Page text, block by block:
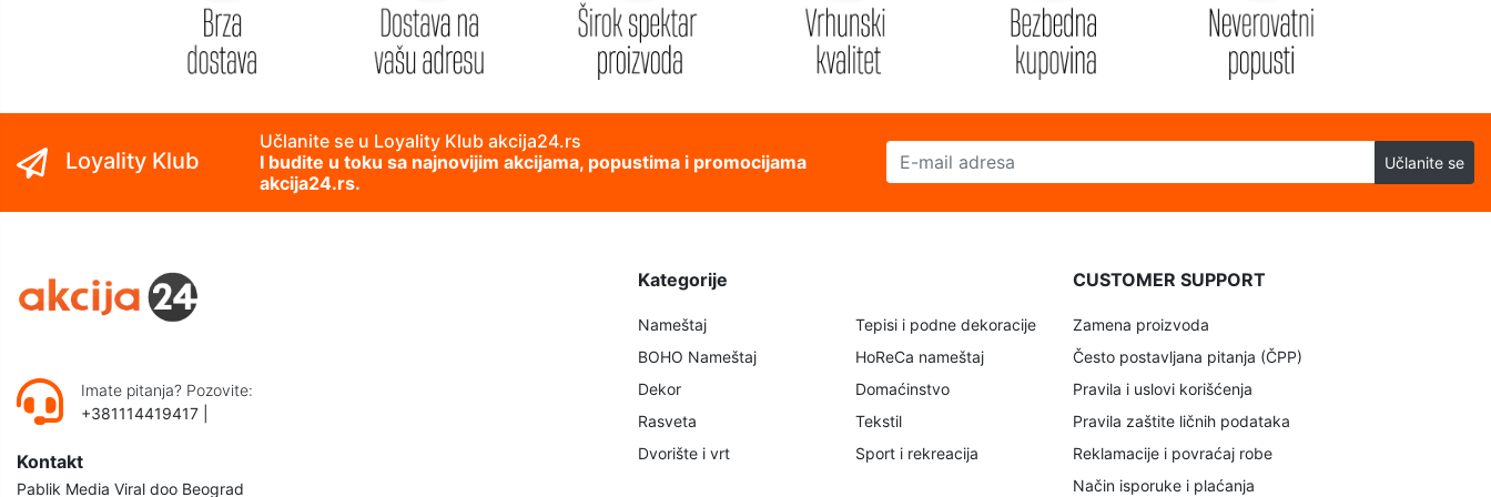
Loyality Klub
Učlanite se u Loyality Klub akcija24.rs
I budite u toku sa najnovijim akcijama, popustima i promocijama
akcija24.rs.
E-mail adresa
Učlanite se
Imate pitanja? Pozovite:
+381114419417
Kontakt
Pablik Media Viral doo Beograd
Kategorije
Nameštaj
BOHO Nameštaj
Dekor
Rasveta
Dvorište i vrt
Tepisi i podne dekoracije
HoReCa nameštaj
Domaćinstvo
Tekstil
Sport i rekreacija
CUSTOMER SUPPORT
Zamena proizvoda
Često postavljana pitanja (ČPP)
Pravila i uslovi korišćenja
Pravila zaštite ličnih podataka
Reklamacije i povraćaj robe
Način isporuke i plaćanja